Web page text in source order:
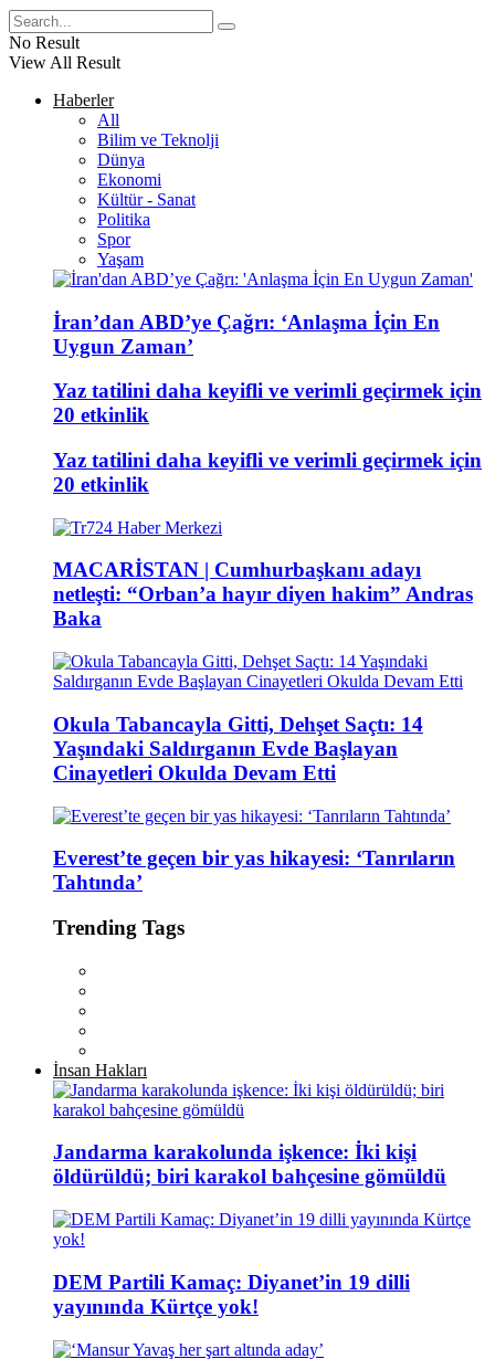
No Result
View All Result
Haberler
All
Bilim ve Teknolji
Dünya
Ekonomi
Kültür - Sanat
Politika
Spor
Yaşam
İran’dan ABD’ye Çağrı: ‘Anlaşma İçin En
Uygun Zaman’
Yaz tatilini daha keyifli ve verimli geçirmek için
20 etkinlik
Yaz tatilini daha keyifli ve verimli geçirmek için
20 etkinlik
MACARİSTAN | Cumhurbaşkanı adayı
netleşti: “Orban’a hayır diyen hakim” Andras
Baka
Okula Tabancayla Gitti, Dehşet Saçtı: 14
Yaşındaki Saldırganın Evde Başlayan
Cinayetleri Okulda Devam Etti
Everest’te geçen bir yas hikayesi: ‘Tanrıların
Tahtında’
Trending Tags
İnsan Hakları
Jandarma karakolunda işkence: İki kişi
öldürüldü; biri karakol bahçesine gömüldü
DEM Partili Kamaç: Diyanet’in 19 dilli
yayınında Kürtçe yok!